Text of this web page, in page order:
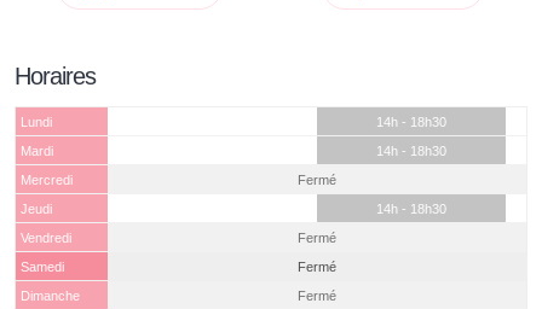
Horaires
Lundi
14h - 18h30
Mardi
14h - 18h30
Mercredi
Fermé
Jeudi
14h - 18h30
Vendredi
Fermé
Samedi
Fermé
Dimanche
Fermé